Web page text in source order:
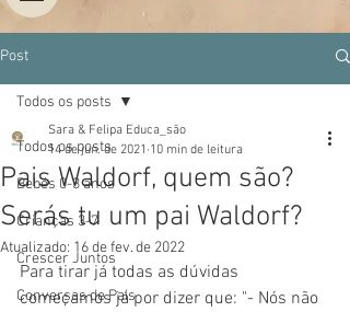
Post
Todos os posts
Bebés 0-3 anos
Crianças 3-7
Crescer Juntos
Conversas de Pais
Todos os posts
Pais Waldorf, quem são?
Serás tu um pai Waldorf?
Sara & Felipa Educa_são
14 de jun. de 2021 10 min de leitura
Atualizado: 16 de fev. de 2022
Para tirar já todas as dúvidas
começamos já por dizer que: "- Nós não